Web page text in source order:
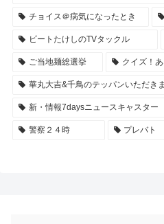
チョイス＠病気になったとき
ビートたけしのTVタックル
ご当地麺総選挙 クイズ！
華丸大吉&千鳥のテッパンいただき
新・情報7daysニュースキャスター
警察２４時 プレバト